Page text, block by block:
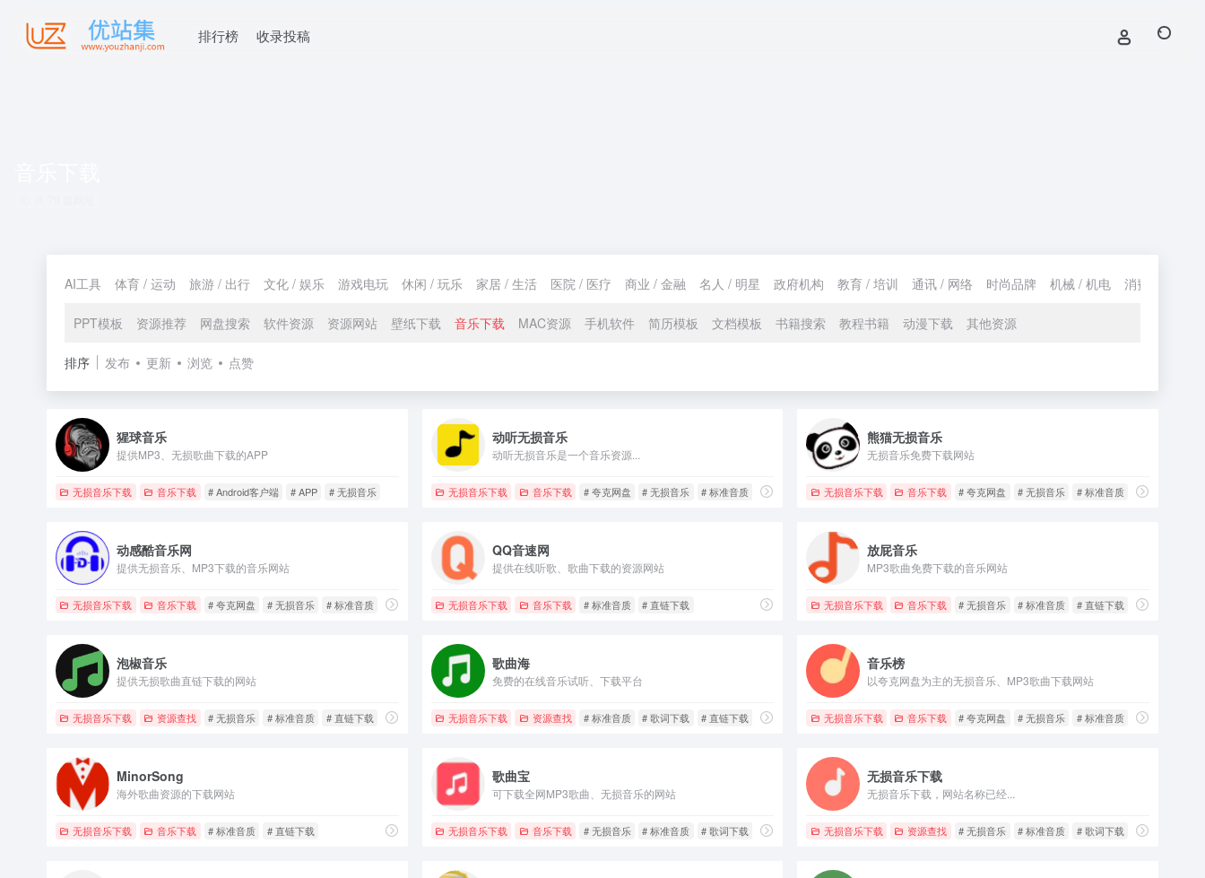
排行榜 收录投稿
AI工具 体育 / 运动 旅游 / 出行 文化 / 娱乐 游戏电玩 休闲 / 玩乐 家居 / 生活 医院 / 医疗 商业 / 金融 名人 / 明星 政府机构 教育 / 培训 通讯 / 网络 时尚品牌 机械 / 机电 消费 / 购物
PPT模板 资源推荐 网盘搜索 软件资源 资源网站 壁纸下载 音乐下载 MAC资源 手机软件 简历模板 文档模板 书籍搜索 教程书籍 动漫下载 其他资源
排序 发布 更新 浏览 点赞
猩球音乐
提供MP3、无损歌曲下载的APP
无损音乐下载 音乐下载 # Android客户端 # APP # 无损音乐
动听无损音乐
动听无损音乐是一个音乐资源...
无损音乐下载 音乐下载 # 夸克网盘 # 无损音乐 # 标准音质
熊猫无损音乐
无损音乐免费下载网站
无损音乐下载 音乐下载 # 夸克网盘 # 无损音乐 # 标准音质
动感酷音乐网
提供无损音乐、MP3下载的音乐网站
无损音乐下载 音乐下载 # 夸克网盘 # 无损音乐 # 标准音质
QQ音速网
提供在线听歌、歌曲下载的资源网站
无损音乐下载 音乐下载 # 标准音质 # 直链下载
放屁音乐
MP3歌曲免费下载的音乐网站
无损音乐下载 音乐下载 # 无损音乐 # 标准音质 # 直链下载
泡椒音乐
提供无损歌曲直链下载的网站
无损音乐下载 资源查找 # 无损音乐 # 标准音质 # 直链下载
歌曲海
免费的在线音乐试听、下载平台
无损音乐下载 资源查找 # 标准音质 # 歌词下载 # 直链下载
音乐榜
以夸克网盘为主的无损音乐、MP3歌曲下载网站
无损音乐下载 音乐下载 # 夸克网盘 # 无损音乐 # 标准音质
MinorSong
海外歌曲资源的下载网站
无损音乐下载 音乐下载 # 标准音质 # 直链下载
歌曲宝
可下载全网MP3歌曲、无损音乐的网站
无损音乐下载 音乐下载 # 无损音乐 # 标准音质 # 歌词下载
无损音乐下载
无损音乐下载，网站名称已经...
无损音乐下载 资源查找 # 无损音乐 # 标准音质 # 歌词下载